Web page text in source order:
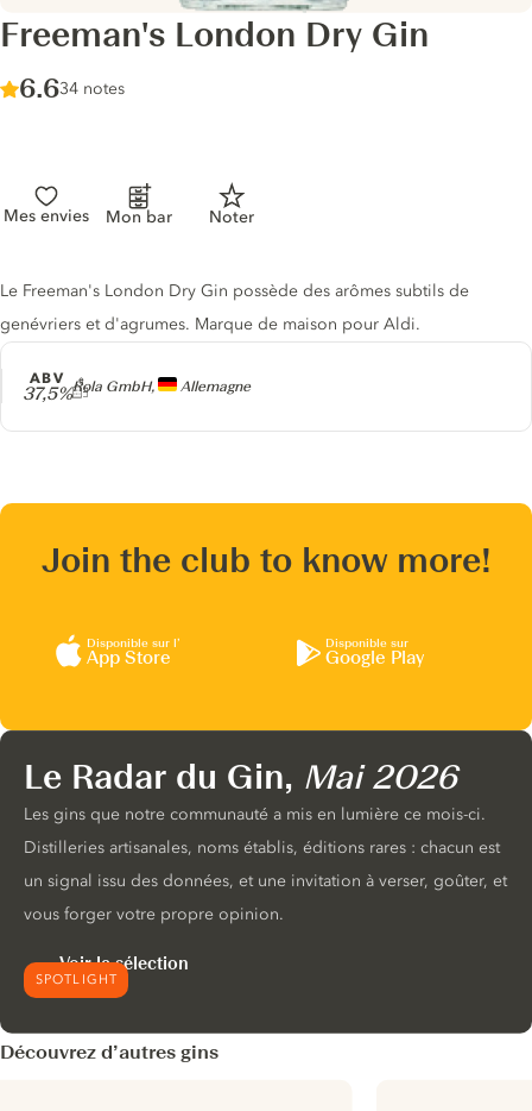
Freeman's London Dry Gin
Score :
6.6/ 10
34 notes
Mes envies Mon bar Noter
Producteur
Rola GmbH, Allemagne
ABV
37,5%
Description du gin
Le Freeman's London Dry Gin possède des arômes subtils de
genévriers et d'agrumes. Marque de maison pour Aldi.
Join the club to know more!
Disponible sur l’
App Store
Disponible sur
Google Play
SPOTLIGHT
Le Radar du Gin, Mai 2026
Les gins que notre communauté a mis en lumière ce mois-ci.
Distilleries artisanales, noms établis, éditions rares : chacun est
un signal issu des données, et une invitation à verser, goûter, et
vous forger votre propre opinion.
Voir la sélection
Découvrez d’autres gins